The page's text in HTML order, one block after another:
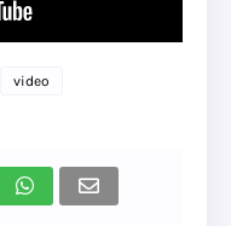
video